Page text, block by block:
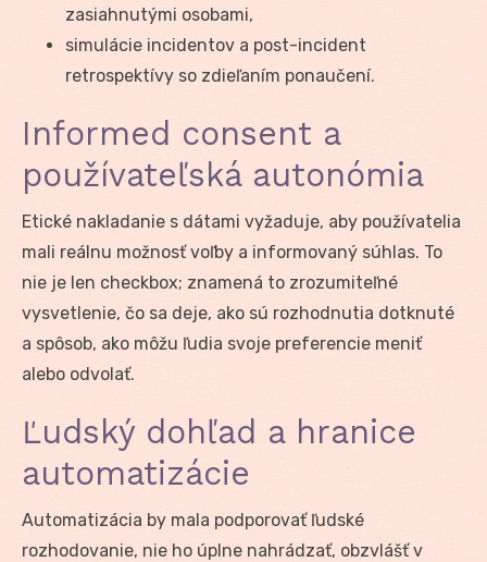
zasiahnutými osobami,
simulácie incidentov a post-incident
retrospektívy so zdieľaním ponaučení.
Informed consent a
používateľská autonómia
Etické nakladanie s dátami vyžaduje, aby používatelia
mali reálnu možnosť voľby a informovaný súhlas. To
nie je len checkbox; znamená to zrozumiteľné
vysvetlenie, čo sa deje, ako sú rozhodnutia dotknuté
a spôsob, ako môžu ľudia svoje preferencie meniť
alebo odvolať.
Ľudský dohľad a hranice
automatizácie
Automatizácia by mala podporovať ľudské
rozhodovanie, nie ho úplne nahrádzať, obzvlášť v